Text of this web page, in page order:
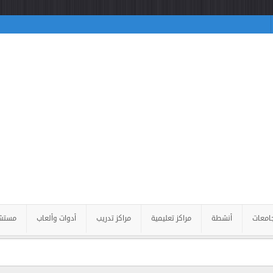
أنشطة مراكز تعليمية مراكز تدريب أدوات وألعاب